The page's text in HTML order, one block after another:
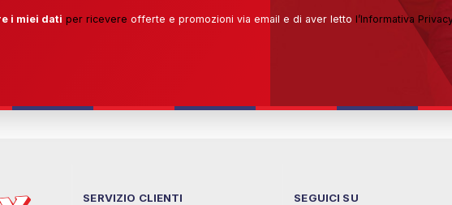
i miei dati per ricevere offerte e promozioni via email e di aver letto l’Informativa Privacy
SERVIZIO CLIENTI SEGUICI SU